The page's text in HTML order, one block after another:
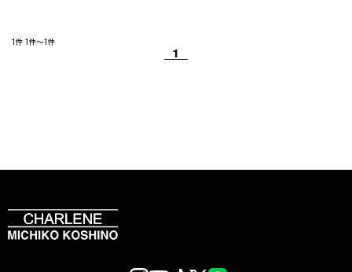
1件 1件～1件
1